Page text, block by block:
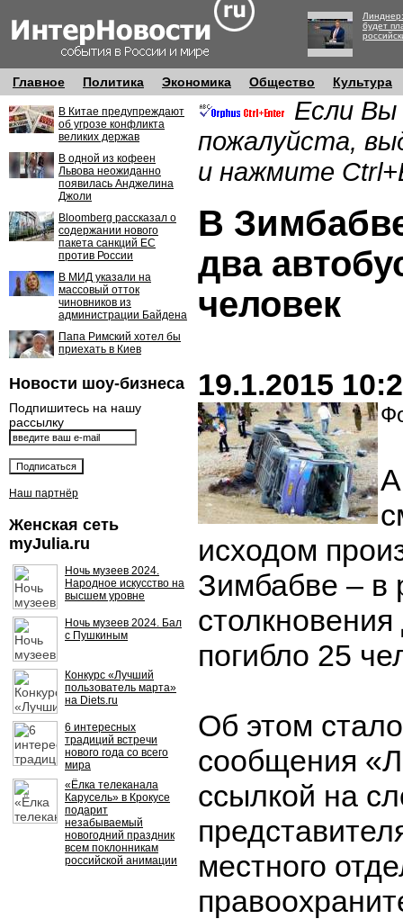
будет
Главное Политика Экономика Общество Культура
В Китае предупреждают
об угрозе конфликта
великих держав
В одной из кофеен
Львова неожиданно
появилась Анджелина
Джоли
Bloomberg рассказал о
содержании нового
пакета санкций ЕС
против России
В МИД указали на
массовый отток
чиновников из
администрации Байдена
Папа Римский хотел бы
приехать в Киев
Новости шоу-бизнеса
Подпишитесь на нашу
рассылку
Наш партнёр
Женская сеть
myJulia.ru
Ночь музеев 2024.
Народное искусство на
высшем уровне
Ночь музеев 2024. Бал
с Пушкиным
Конкурс «Лучший
пользователь марта»
на Diets.ru
6 интересных
традиций встречи
нового года со всего
мира
«Ёлка телеканала
Карусель» в Крокусе
подарит
незабываемый
новогодний праздник
всем поклонникам
российской анимации
Если Вы
пожалуйста,
и нажмите
В
два
человек
19.1.2015
исходом
Зимбабве – в
столкновения
погибло 25
Об этом
сообщения
ссылкой на
местного